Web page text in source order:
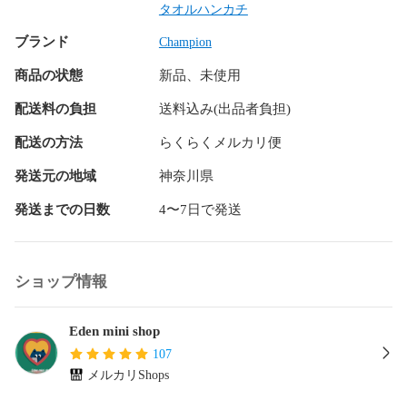
ト商品に付き、縫製の糸のほつれや、わずかな傷、汚れ、し
わ生じる事ご了承下さい、自宅保管の為、完璧の商品求める
方、神経質な方のご購入はご遠慮ください。
タオルハンカチ
ブランド Champion
商品の状態 新品、未使用
配送料の負担 送料込み(出品者負担)
配送の方法 らくらくメルカリ便
発送元の地域 神奈川県
発送までの日数 4〜7日で発送
ショップ情報
Eden mini shop
107
メルカリShops